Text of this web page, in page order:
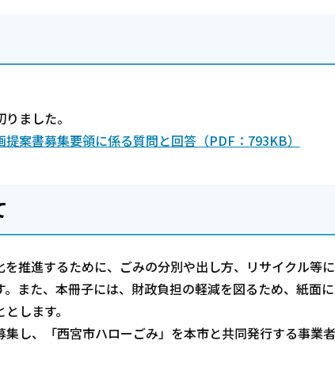
ました。
案書募集要領に係る質問と回答（PDF：793KB）
推進するために、ごみの分別や出し方、リサイクル等
また、本冊子には、財政負担の軽減を図るため、紙面
します。
し、「西宮市ハローごみ」を本市と共同発行する事業